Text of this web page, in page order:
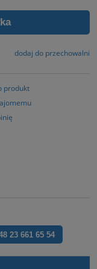
dodaj do przechowalni
produkt
23 661 65 54